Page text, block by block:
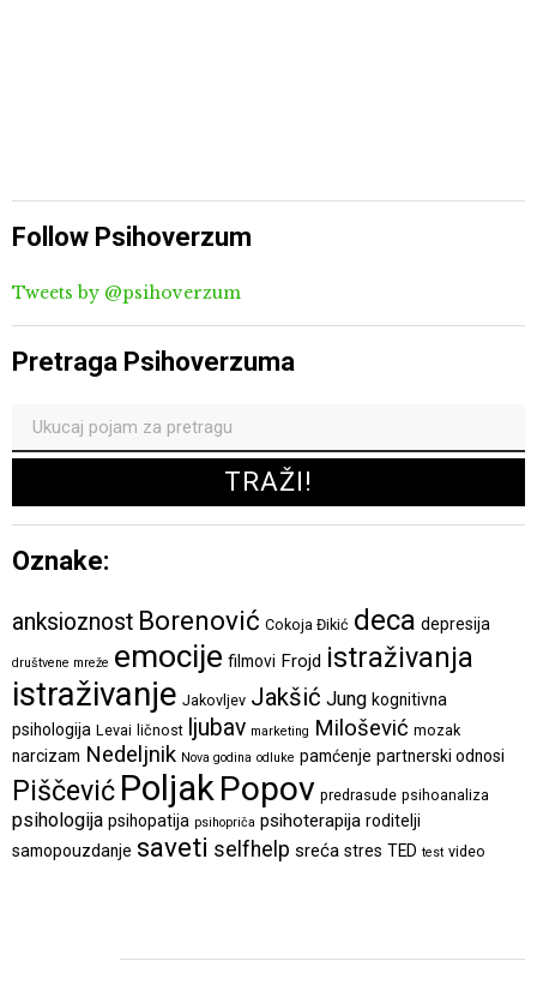
Follow Psihoverzum
Tweets by @psihoverzum
Pretraga Psihoverzuma
Oznake:
anksioznost Borenović Cokoja Đikić deca depresija
društvene mreže emocije filmovi Frojd istraživanja
istraživanje Jakovljev Jakšić Jung kognitivna
psihologija Levai ličnost ljubav marketing Milošević mozak
narcizam Nedeljnik Nova godina odluke pamćenje partnerski odnosi
Piščević PoljakPopov predrasude psihoanaliza
psihologija psihopatija psihopriča psihoterapija roditelji
samopouzdanje saveti selfhelp sreća stres TED test video